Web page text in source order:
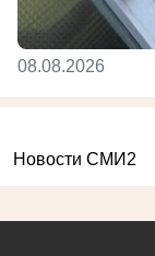
08.08.2026
Новости СМИ2